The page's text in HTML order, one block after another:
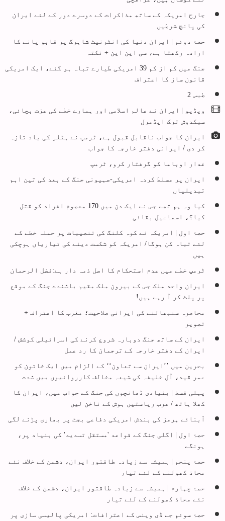
جارح امریکہ کے ساتھ مذاکرات کے دوسرے دور کے لئے ایران
کی پانچ شرطیں
حصۂ دوئم | ایران دنیا کی انٹرنیٹ شاہرگ پر قابو پانے کا
ارادہ رکھتا ہے، سی این این + نکتہ
جنگ میں کم از کم 39 امریکی طیارے تباہ ہو گئے، ایک امریکی
قانون ساز کا اعتراف
طبس 2
ویڈیو | ایران نے عالم اسلامی اور ہمارے خطے کی عزت بچائی،
سبکدوش ترک ایڈمرل
ایران کا جواب ناقابل قبول ہے، ٹرمپ نے ہٹلر کی یاد تازہ
کر دی / ایرانی دفتر خارجہ کا جواب
غدار اوباما کو گرفتار کرو، ٹرمپ
ایران پر مسلط کردہ امریکی-صہیونی جنگ کے بعد کی تین اہم
تبدیلیاں
کیا وہ ہم تھے جس نے ایک دن میں 170 معصوم افراد کو قتل
کیا؟، اسماعیل بقائی
حصۂ اول | امریکہ نے کوہ کلنگ کی تنصیبات پر حملہ خطے کے
لئے تباہ کن ہوگا/ امریکہ کو شکست دینے کی تیاریاں ہوچکی
ہیں
ٹرمپ خطے میں عدم استحکام کا اصل ذمہ دار ہے:فضل الرحمان
ایران واحد ملک جس کے بیرون ملک مقیم باشندے جنگ کے موقع
پر پلٹ کر آ رہے ہیں!
محاصرہ سنبھالنے کی ایرانی صلاحیت؛ مغرب کا اعتراف +
تصویر
ایران کے ساتھ جنگ دوبارہ شروع کرنے کی اسرائیلی کوشش /
ایران کے دفتر خارجہ کے ترجمان کا رد عمل
بحرین میں ’’ایران سے تعاون‘‘ کے الزام میں ایک خاتون کو
عمر قید، آل خلیفہ کی شیعہ مخالف کارروائیوں میں شدت
پہلی قسط | بنیادی ڈھانچوں کی جنگ کے جواب میں، ایران کا
کھلا ہاتھ / عرب ریاستیں ہوش کے ناخن لیں
آبنائے ہرمز کی بندش امریکی دفاعی بجٹ پر بھاری پڑنے لگی
حصۂ اول | اگلی جنگ کے قواعد 'مستقل تسدید' کی بنیاد پر،
ہونگے
حصۂ پنجم | ہمیشہ سے زیادہ طاقتور ایران، دشمن کے خلاف نئے
محاذ کھولنے کے لئے تیار
حصۂ چہارم | ہمیشہ سے زیادہ طاقتور ایران، دشمن کے خلاف
نئے محاذ کھولنے کے لئے تیار
حصۂ سوئم جے ڈی وینس کے اعترافات: امریکی پالیسی سازی پر